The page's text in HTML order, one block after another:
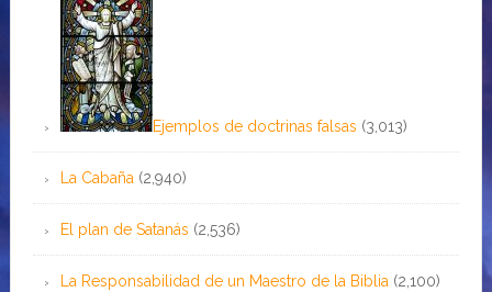
Ejemplos de doctrinas falsas (3,013)
La Cabaña (2,940)
El plan de Satanás (2,536)
La Responsabilidad de un Maestro de la Biblia (2,100)